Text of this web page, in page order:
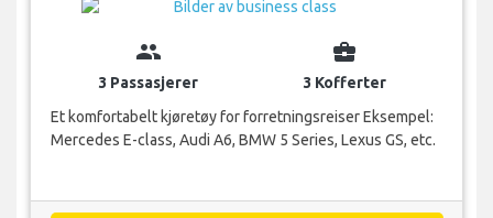
group
3 Passasjerer
business_center
3 Kofferter
Et komfortabelt kjøretøy for forretningsreiser Eksempel:
Mercedes E-class, Audi A6, BMW 5 Series, Lexus GS, etc.